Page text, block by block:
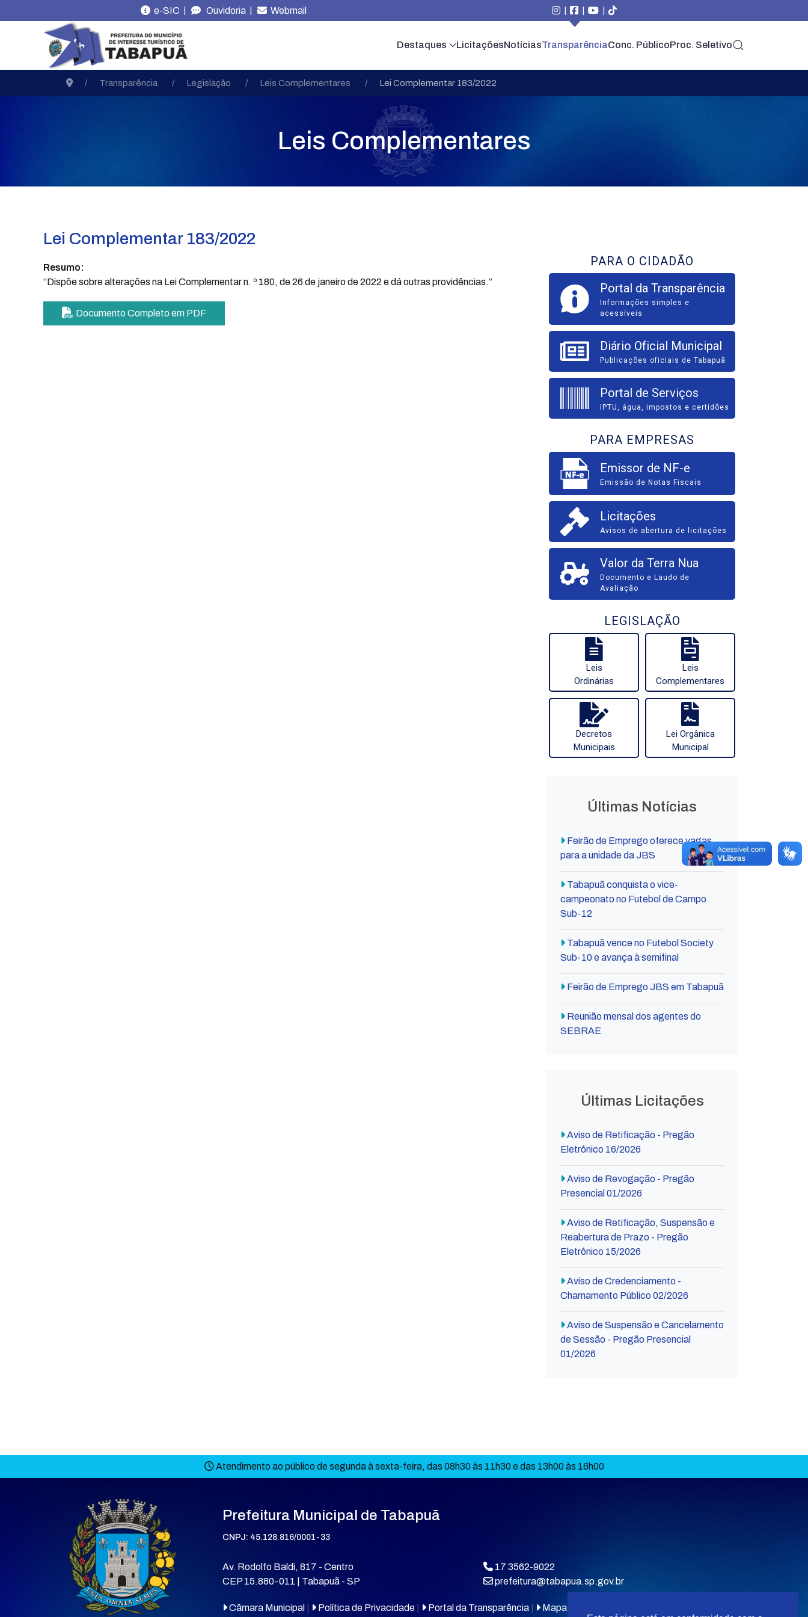
e-SIC | Ouvidoria | Webmail | | |
Destaques LicitaçõesNotíciasTransparênciaConc. PúblicoProc. Seletivo
Transparência Legislação Leis Complementares Lei Complementar 183/2022
Leis Complementares
Lei Complementar 183/2022
Resumo:
“Dispõe sobre alterações na Lei Complementar n. º 180, de 26 de janeiro de 2022 e dá outras providências.”
Documento Completo em PDF
PARA O CIDADÃO
Portal da Transparência
Informações simples e
acessíveis
Diário Oficial Municipal
Publicações oficiais de Tabapuã
Portal de Serviços
IPTU, água, impostos e certidões
PARA EMPRESAS
Emissor de NF-e
Emissão de Notas Fiscais
Licitações
Avisos de abertura de licitações
Valor da Terra Nua
Documento e Laudo de
Avaliação
LEGISLAÇÃO
Leis
Ordinárias
Leis
Complementares
Decretos
Municipais
Lei Orgânica
Municipal
Últimas Notícias
Feirão de Emprego oferece vagas
para a unidade da JBS
Tabapuã conquista o vice-
campeonato no Futebol de Campo
Sub-12
Tabapuã vence no Futebol Society
Sub-10 e avança à semifinal
Feirão de Emprego JBS em Tabapuã
Reunião mensal dos agentes do
SEBRAE
Últimas Licitações
Aviso de Retificação - Pregão
Eletrônico 16/2026
Aviso de Revogação - Pregão
Presencial 01/2026
Aviso de Retificação, Suspensão e
Reabertura de Prazo - Pregão
Eletrônico 15/2026
Aviso de Credenciamento -
Chamamento Público 02/2026
Aviso de Suspensão e Cancelamento
de Sessão - Pregão Presencial
01/2026
Atendimento ao público de segunda à sexta-feira, das 08h30 às 11h30 e das 13h00 às 16h00
Prefeitura Municipal de Tabapuã
CNPJ: 45.128.816/0001-33
Av. Rodolfo Baldi, 817 - Centro
CEP 15.880-011 | Tabapuã - SP
17 3562-9022
prefeitura@tabapua.sp.gov.br
Câmara Municipal Política de Privacidade Portal da Transparência Mapa do site